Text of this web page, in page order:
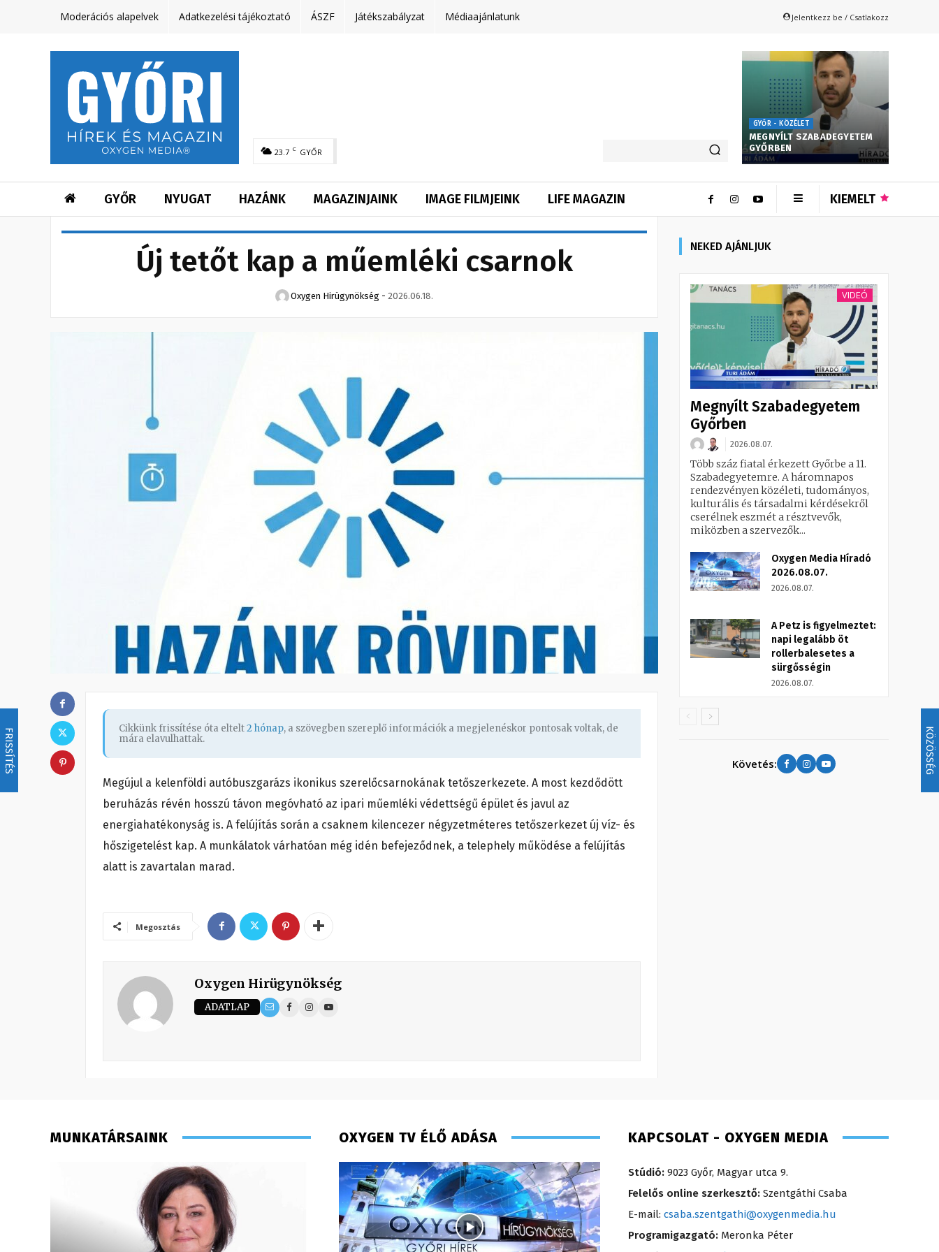
FRISSÍTÉS KÖZÖSSÉG
Moderációs alapelvek Adatkezelési tájékoztató ÁSZF Játékszabályzat Médiaajánlatunk Jelentkezz be / Csatlakozz
23.7 C GYŐR
GYŐR - KÖZÉLET
MEGNYÍLT SZABADEGYETEM
GYŐRBEN
GYŐR NYUGAT HAZÁNK MAGAZINJAINK IMAGE FILMJEINK LIFE MAGAZIN KIEMELT
Új tetőt kap a műemléki csarnok
Oxygen Hirügynökség - 2026.06.18.
Cikkünk frissítése óta eltelt2 hónap, a szövegben szereplő információk a megjelenéskor pontosak voltak, de
mára elavulhattak.
Megújul a kelenföldi autóbuszgarázs ikonikus szerelőcsarnokának tetőszerkezete. A most kezdődött
beruházás révén hosszú távon megóvható az ipari műemléki védettségű épület és javul az
energiahatékonyság is. A felújítás során a csaknem kilencezer négyzetméteres tetőszerkezet új víz- és
hőszigetelést kap. A munkálatok várhatóan még idén befejeződnek, a telephely működése a felújítás
alatt is zavartalan marad.
Megosztás
Oxygen Hirügynökség
ADATLAP
NEKED AJÁNLJUK
VIDEÓ
Megnyílt Szabadegyetem
Győrben
2026.08.07.
Több száz fiatal érkezett Győrbe a 11.
Szabadegyetemre. A háromnapos
rendezvényen közéleti, tudományos,
kulturális és társadalmi kérdésekről
cserélnek eszmét a résztvevők,
miközben a szervezők...
Oxygen Media Híradó
2026.08.07.
2026.08.07.
A Petz is figyelmeztet:
napi legalább öt
rollerbalesetes a
sürgősségin
2026.08.07.
Követés:
MUNKATÁRSAINK OXYGEN TV ÉLŐ ADÁSA KAPCSOLAT - OXYGEN MEDIA
Stúdió: 9023 Győr, Magyar utca 9.
Felelős online szerkesztő: Szentgáthi Csaba
E-mail: csaba.szentgathi@oxygenmedia.hu
Programigazgató: Meronka Péter